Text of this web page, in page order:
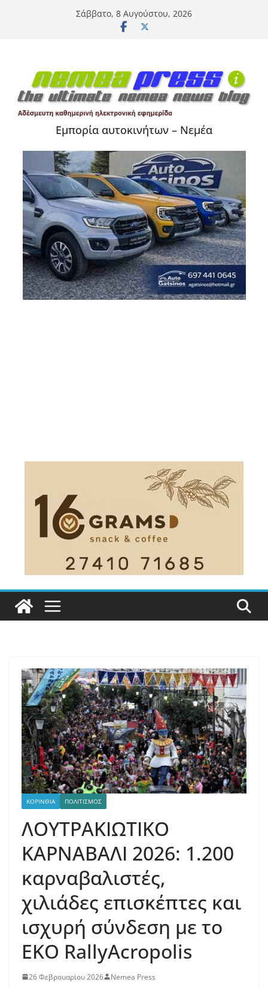
Σάββατο, 8 Αυγούστου, 2026
Εμπορία αυτοκινήτων – Νεμέα
ΚΟΡΙΝΘΙΑ ΠΟΛΙΤΙΣΜΟΣ
ΛΟΥΤΡΑΚΙΩΤΙΚΟ
ΚΑΡΝΑΒΑΛΙ 2026: 1.200
καρναβαλιστές,
χιλιάδες επισκέπτες και
ισχυρή σύνδεση με το
EKO RallyAcropolis
26 Φεβρουαρίου 2026 Nemea Press